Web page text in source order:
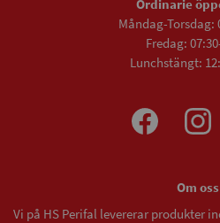
Ordinarie
Måndag-Torsdag:
Fredag:
Lunchstängt:
Om oss
Vi på HS Perifal levererar produkter